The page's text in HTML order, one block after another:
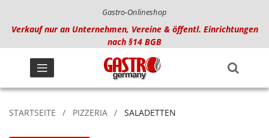
Gastro-Onlineshop
Verkauf nur an Unternehmen, Vereine & öffentl. Einrichtungen
nach §14 BGB
STARTSEITE PIZZERIA SALADETTEN